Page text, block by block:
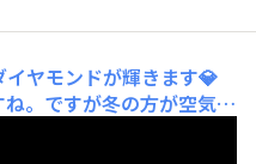
ヤモンドが輝きます💎
。ですが冬の方が空気が